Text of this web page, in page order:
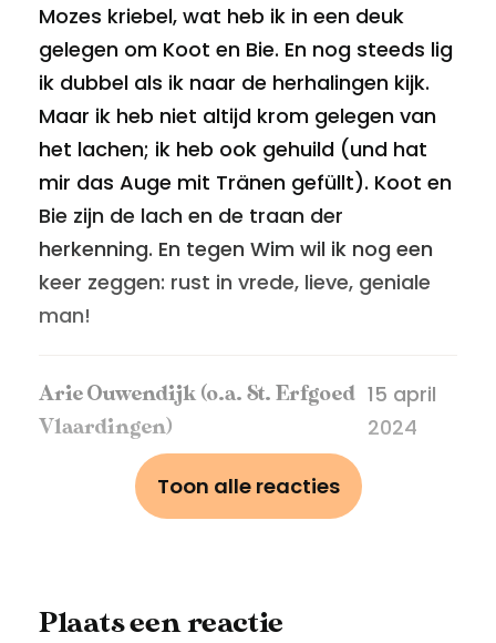
Mozes kriebel, wat heb ik in een deuk
gelegen om Koot en Bie. En nog steeds lig
ik dubbel als ik naar de herhalingen kijk.
Maar ik heb niet altijd krom gelegen van
het lachen; ik heb ook gehuild (und hat
mir das Auge mit Tränen gefüllt). Koot en
Bie zijn de lach en de traan der
herkenning. En tegen Wim wil ik nog een
keer zeggen: rust in vrede, lieve, geniale
man!
Arie Ouwendijk (o.a. St. Erfgoed
Vlaardingen)
15 april
2024
In de negentiger jaren van de vorige eeuw
hielden we bij de Historische Vereniging
(universiteit Leiden) een lezing hield over
Toon alle reacties
Plaats een reactie